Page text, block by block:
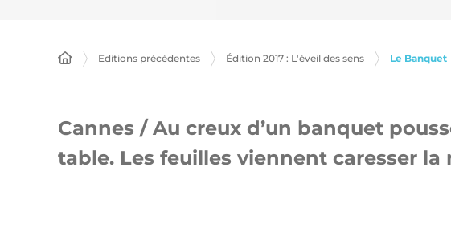
Editions précédentes Édition 2017 : L'éveil des sens Le Banquet
Cannes / Au creux d’un banquet
table. Les feuilles viennent caresser la